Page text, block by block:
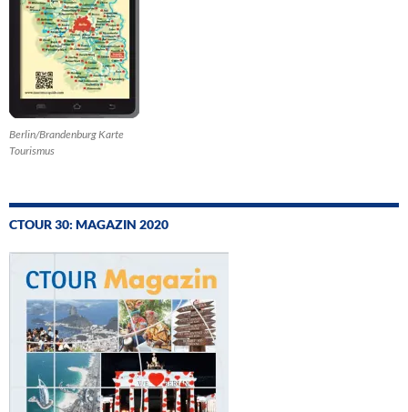
Berlin/Brandenburg Karte
Tourismus
CTOUR 30: MAGAZIN 2020